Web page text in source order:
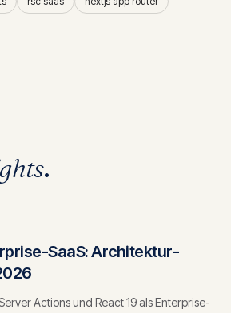
.
SaaS: Architektur-
Actions und React 19 als Enterprise-